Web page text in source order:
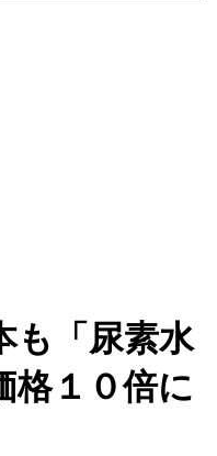
も「尿素水
１０倍に